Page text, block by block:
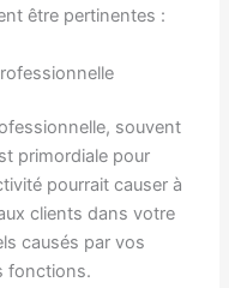
être pertinentes :
souvent
primordiale pour
pourrait causer à
clients dans votre
causés par vos
fonctions.